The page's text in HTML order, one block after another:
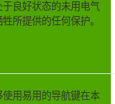
良好状态的未用电气
所提供的任何保护。
用易用的导航键在本